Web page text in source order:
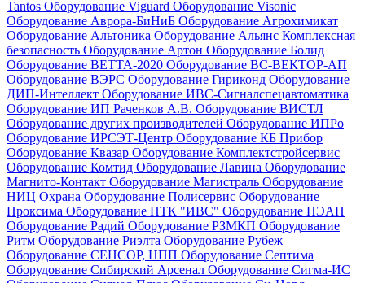
Tantos Оборудование Viguard Оборудование Visonic
Оборудование Аврора-БиНиБ Оборудование Агрохимикат
Оборудование Альтоника Оборудование Альянс Комплексная
безопасность Оборудование Артон Оборудование Болид
Оборудование ВЕТТА-2020 Оборудование ВС-ВЕКТОР-АП
Оборудование ВЭРС Оборудование Гириконд Оборудование
ДИП-Интеллект Оборудование ИВС-Сигналспецавтоматика
Оборудование ИП Раченков А.В. Оборудование ВИСТЛ
Оборудование других производителей Оборудование ИПРо
Оборудование ИРСЭТ-Центр Оборудование КБ Прибор
Оборудование Квазар Оборудование Комплектстройсервис
Оборудование Комтид Оборудование Лавина Оборудование
Магнито-Контакт Оборудование Магистраль Оборудование
НИЦ Охрана Оборудование Полисервис Оборудование
Проксима Оборудование ПТК "ИВС" Оборудование ПЭАП
Оборудование Радий Оборудование РЗМКП Оборудование
Ритм Оборудование Риэлта Оборудование Рубеж
Оборудование СЕНСОР, НПП Оборудование Септима
Оборудование Сибирский Арсенал Оборудование Сигма-ИС